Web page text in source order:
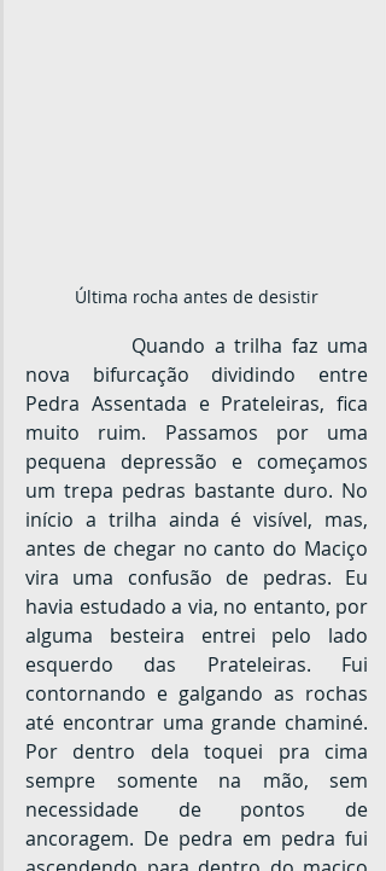
Última rocha antes de desistir
nova bifurcação dividindo entre
Pedra Assentada e Prateleiras, fica
muito ruim. Passamos por uma
pequena depressão e começamos
um trepa pedras bastante duro. No
início a trilha ainda é visível, mas,
antes de chegar no canto do Maciço
vira uma confusão de pedras. Eu
havia estudado a via, no entanto, por
alguma besteira entrei pelo lado
esquerdo das Prateleiras. Fui
contornando e galgando as rochas
até encontrar uma grande chaminé.
Por dentro dela toquei pra cima
sempre somente na mão, sem
necessidade de pontos de
ancoragem. De pedra em pedra fui